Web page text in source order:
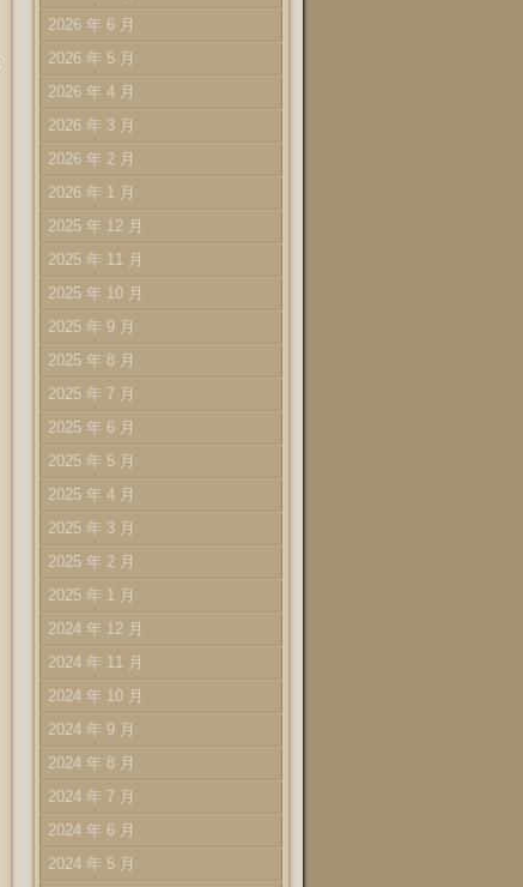
2026 年 6 月
2026 年 5 月
2026 年 4 月
2026 年 3 月
2026 年 2 月
2026 年 1 月
2025 年 12 月
2025 年 11 月
2025 年 10 月
2025 年 9 月
2025 年 8 月
2025 年 7 月
2025 年 6 月
2025 年 5 月
2025 年 4 月
2025 年 3 月
2025 年 2 月
2025 年 1 月
2024 年 12 月
2024 年 11 月
2024 年 10 月
2024 年 9 月
2024 年 8 月
2024 年 7 月
2024 年 6 月
2024 年 5 月